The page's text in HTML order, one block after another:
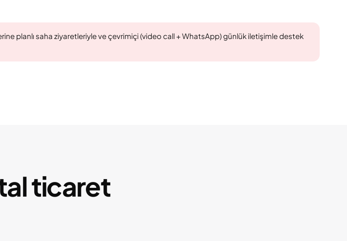
planlı saha ziyaretleriyle ve çevrimiçi (video call + WhatsApp) günlük iletişimle destek
ticaret